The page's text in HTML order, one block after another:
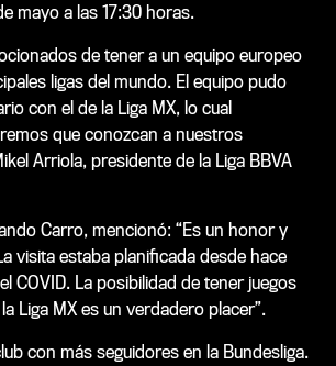
mayo a las 17:30 horas.
de tener a un equipo europeo
ligas del mundo. El equipo pudo
con el de la Liga MX, lo cual
que conozcan a nuestros
Arriola, presidente de la Liga BBVA
Carro, mencionó: “Es un honor y
visita estaba planificada desde hace
COVID. La posibilidad de tener juegos
Liga MX es un verdadero placer”.
con más seguidores en la Bundesliga.